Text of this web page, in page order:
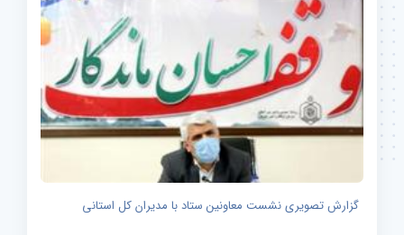
گزارش تصویری نشست معاونین ستاد با مدیران کل استانی